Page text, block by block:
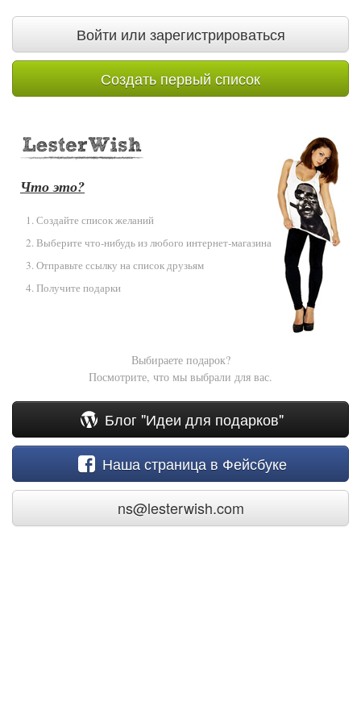
Войти или зарегистрироваться
Создать первый список
Что это?
Создайте список желаний
Выберите что-нибудь из любого интернет-магазина
Отправьте ссылку на список друзьям
Получите подарки
Выбираете подарок?
Посмотрите, что мы выбрали для вас.
Блог "Идеи для подарков"
Наша страница в Фейсбуке
ns@lesterwish.com